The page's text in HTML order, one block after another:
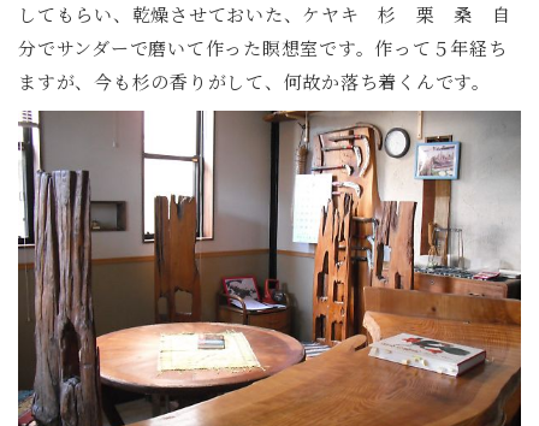
してもらい、乾燥させておいた、ケヤキ 杉 栗 桑 自
分でサンダーで磨いて作った瞑想室です。作って５年経ち
ますが、今も杉の香りがして、何故か落ち着くんです。